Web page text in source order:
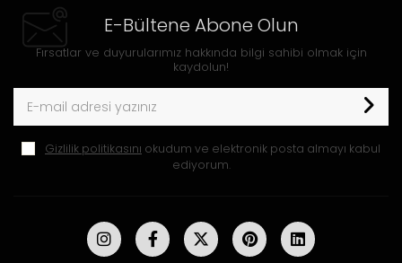
E-Bültene Abone Olun
Fırsatlar ve duyurularımız hakkında bilgi sahibi olmak için
kaydolun!
Gizlilik politikasını okudum ve elektronik posta almayı kabul
ediyorum.